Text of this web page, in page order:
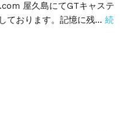
屋久島にてGTキャステ
ております。記憶に残… 続